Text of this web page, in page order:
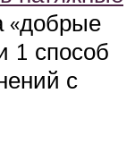
«добрые
1 способ
с